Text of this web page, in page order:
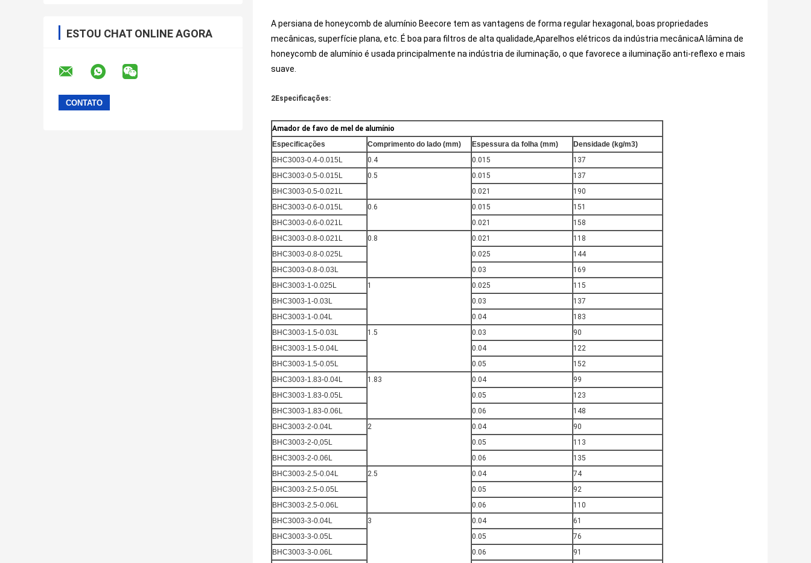
ESTOU CHAT ONLINE AGORA
A persiana de honeycomb de alumínio Beecore tem as vantagens de forma regular hexagonal, boas propriedades
mecânicas, superfície plana, etc. É boa para filtros de alta qualidade,Aparelhos elétricos da indústria mecânicaA lâmina de
honeycomb de alumínio é usada principalmente na indústria de iluminação, o que favorece a iluminação anti-reflexo e mais
suave.
2Especificações:
Amador de favo de mel de alumínio
Especificações
Comprimento do lado (mm) Espessura da folha (mm)
Densidade (kg/m3)
BHC3003-0.4-0.015L
0.4 0.015
137
BHC3003-0.5-0.015L
0.5 0.015
137
BHC3003-0.5-0.021L
0.021
190
BHC3003-0.6-0.015L
0.6 0.015
151
BHC3003-0.6-0.021L
0.021
158
BHC3003-0.8-0.021L
0.8 0.021
118
BHC3003-0.8-0.025L
0.025
144
BHC3003-0.8-0.03L
0.03
169
BHC3003-1-0.025L
1 0.025
115
BHC3003-1-0.03L
0.03
137
BHC3003-1-0.04L
0.04
183
BHC3003-1.5-0.03L
1.5 0.03
90
BHC3003-1.5-0.04L
0.04
122
BHC3003-1.5-0.05L
0.05
152
BHC3003-1.83-0.04L
1.83 0.04
99
BHC3003-1.83-0.05L
0.05
123
BHC3003-1.83-0.06L
0.06
148
BHC3003-2-0.04L
2 0.04
90
BHC3003-2-0,05L
0.05
113
BHC3003-2-0.06L
0.06
135
BHC3003-2.5-0.04L
2.5 0.04
74
BHC3003-2.5-0.05L
0.05
92
BHC3003-2.5-0.06L
0.06
110
BHC3003-3-0.04L
3 0.04
61
BHC3003-3-0.05L
0.05
76
BHC3003-3-0.06L
0.06
91